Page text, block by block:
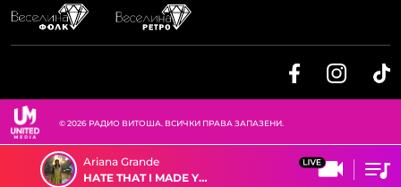
Ariana Grande
HATE THAT I MADE YOU LOVE ME
© 2026 РАДИО ВИТОША. ВСИЧКИ ПРАВА ЗАПАЗЕНИ.